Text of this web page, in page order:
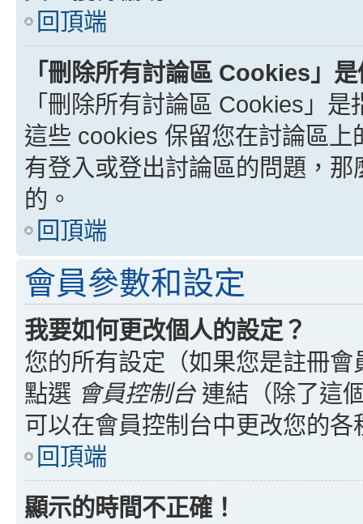
回頂端
「刪除所有討論區 Cookies」
「刪除所有討論區 Cookies」
這些 cookies 保留您在討論區
有登入或登出討論區的問題，
的。
回頂端
會員參數和設定
我要如何更改個人的設定？
您的所有設定（如果您是註冊
點選 會員控制台連結（除了這
可以在會員控制台中更改您的各
回頂端
顯示的時間不正確！